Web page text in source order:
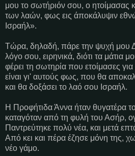
μου το σωτήριόν σου, ο
των λαών, φως εις άποκάλυψιν
Ισραήλ».
Τώρα, δηλαδή, πάρε την ψυχή μου
λόγο σου, ειρηνικά, διότι τα μάτια
φέρει τη σωτηρία που ετοίμασες
είναι γι' αυτούς φως, που θα
και θα δοξάσει το λαό σου Ισραήλ.
Η Προφήτιδα Άννα ήταν θυγατέρα
καταγόταν από τη φυλή του Ασήρ,
Παντρεύτηκε πολύ νέα, και μετά
Από κει και πέρα έζησε μόνη της,
νέο γάμο.